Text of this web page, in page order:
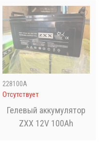
228100А
Отсутствует
Гелевый аккумулятор
ZXX 12V 100Ah